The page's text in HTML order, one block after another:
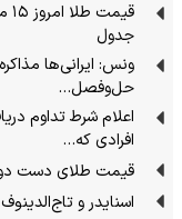
جدول
ونس: ایرانی‌ها
حل‌وفصل…
اعلام شرط تداوم
افرادی که…
قیمت طلای دست دوم امروز
اسنایدر و